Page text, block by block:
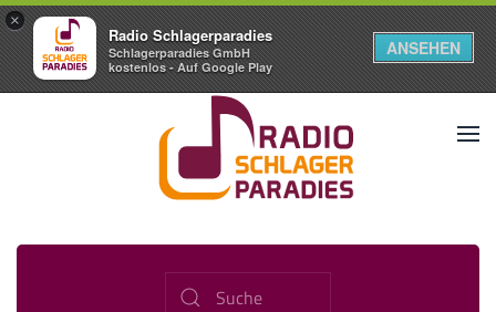
×
Radio Schlagerparadies
Schlagerparadies GmbH
kostenlos - Auf Google Play
ANSEHEN